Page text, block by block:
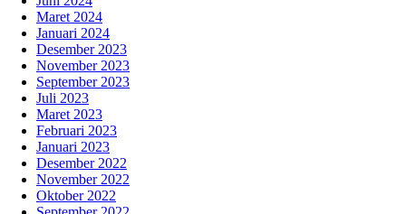
Maret 2024
Januari 2024
Desember 2023
November 2023
September 2023
Juli 2023
Maret 2023
Februari 2023
Januari 2023
Desember 2022
November 2022
Oktober 2022